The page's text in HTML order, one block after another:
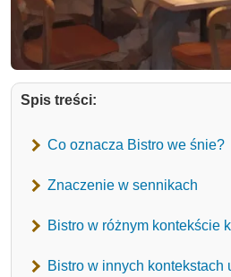
Spis treści:
Co oznacza Bistro we śnie?
Znaczenie w sennikach
Bistro w różnym kontekście
Bistro w innych kontekstach